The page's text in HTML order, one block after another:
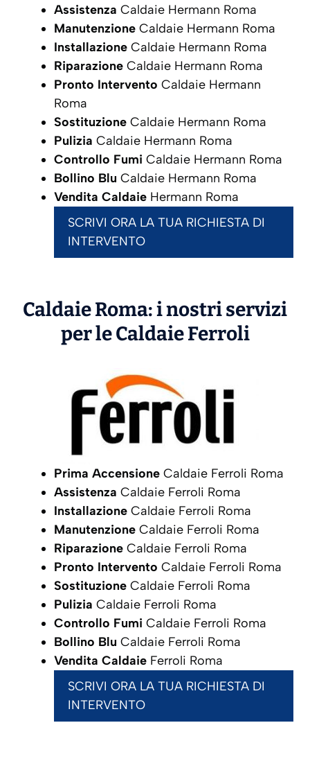
Assistenza Caldaie Hermann Roma
Manutenzione Caldaie Hermann Roma
Installazione Caldaie Hermann Roma
Riparazione Caldaie Hermann Roma
Pronto Intervento Caldaie Hermann
Roma
Sostituzione Caldaie Hermann Roma
Pulizia Caldaie Hermann Roma
Controllo Fumi Caldaie Hermann Roma
Bollino Blu Caldaie Hermann Roma
Vendita Caldaie Hermann Roma
SCRIVI ORA LA TUA RICHIESTA DI
INTERVENTO
Caldaie Roma: i nostri servizi
per le CaldaieFerroli
Prima Accensione Caldaie Ferroli Roma
Assistenza Caldaie Ferroli Roma
Installazione Caldaie Ferroli Roma
Manutenzione Caldaie Ferroli Roma
Riparazione Caldaie Ferroli Roma
Pronto Intervento Caldaie Ferroli Roma
Sostituzione Caldaie Ferroli Roma
Pulizia Caldaie Ferroli Roma
Controllo Fumi Caldaie Ferroli Roma
Bollino Blu Caldaie Ferroli Roma
Vendita Caldaie Ferroli Roma
SCRIVI ORA LA TUA RICHIESTA DI
INTERVENTO